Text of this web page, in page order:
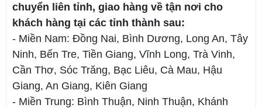
chuyển liên tỉnh, giao hàng về tận nơi cho
khách hàng tại các tỉnh thành sau:
- Miền Nam: Đồng Nai, Bình Dương, Long An, Tây
Ninh, Bến Tre, Tiền Giang, Vĩnh Long, Trà Vinh,
Cần Thơ, Sóc Trăng, Bạc Liêu, Cà Mau, Hậu
Giang, An Giang, Kiên Giang
- Miền Trung: Bình Thuận, Ninh Thuận, Khánh